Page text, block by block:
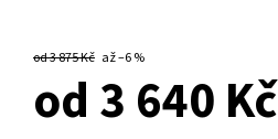
od 3 875 Kč až–6 %
od 3 640 Kč